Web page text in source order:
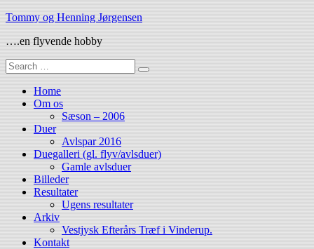
Skip
content
Tommy og Henning Jørgensen
….en flyvende hobby
Search
for:
Home
Om os
Sæson – 2006
Duer
Avlspar 2016
Duegalleri (gl. flyv/avlsduer)
Gamle avlsduer
Billeder
Resultater
Ugens resultater
Arkiv
Vestjysk Efterårs Træf i Vinderup.
Kontakt